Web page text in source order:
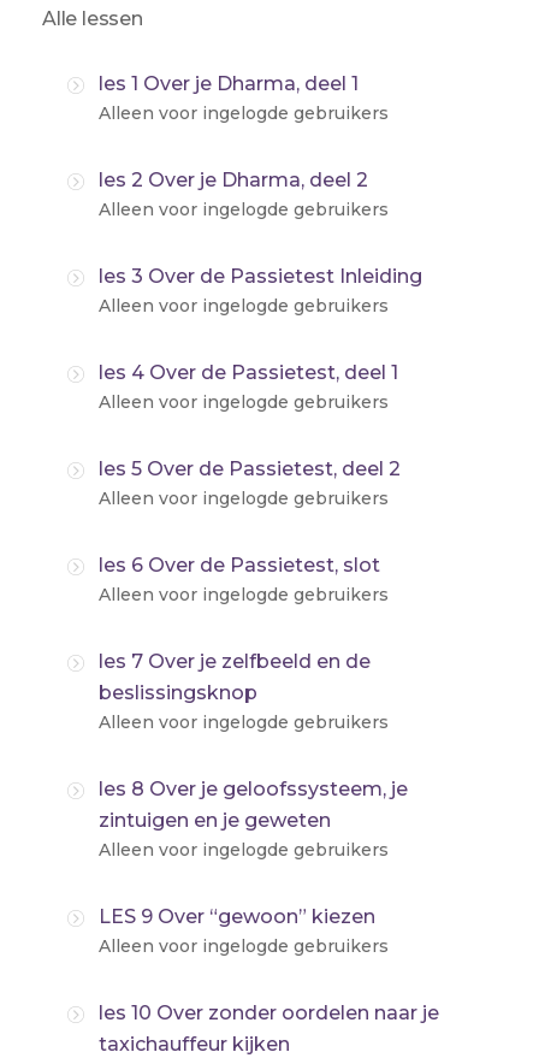
Alle lessen
les 1 Over je Dharma, deel 1
Alleen voor ingelogde gebruikers
les 2 Over je Dharma, deel 2
Alleen voor ingelogde gebruikers
les 3 Over de Passietest Inleiding
Alleen voor ingelogde gebruikers
les 4 Over de Passietest, deel 1
Alleen voor ingelogde gebruikers
les 5 Over de Passietest, deel 2
Alleen voor ingelogde gebruikers
les 6 Over de Passietest, slot
Alleen voor ingelogde gebruikers
les 7 Over je zelfbeeld en de
beslissingsknop
Alleen voor ingelogde gebruikers
les 8 Over je geloofssysteem, je
zintuigen en je geweten
Alleen voor ingelogde gebruikers
LES 9 Over “gewoon” kiezen
Alleen voor ingelogde gebruikers
les 10 Over zonder oordelen naar je
taxichauffeur kijken